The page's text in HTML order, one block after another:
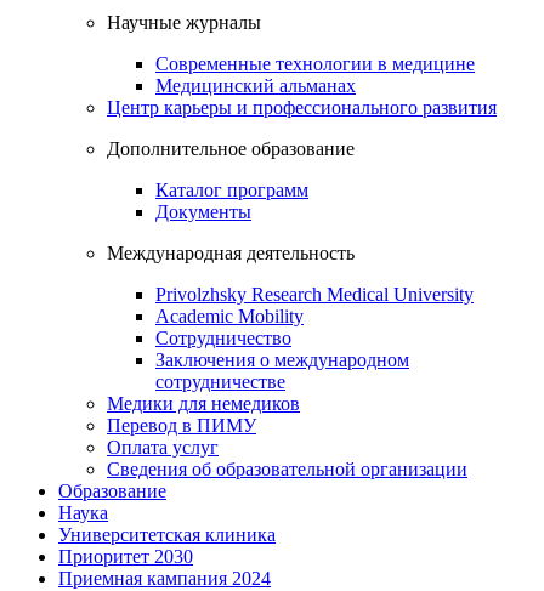
Научные журналы
Современные технологии в медицине
Медицинский альманах
Центр карьеры и профессионального развития
Дополнительное образование
Каталог программ
Документы
Международная деятельность
Privolzhsky Research Medical University
Academic Mobility
Сотрудничество
Заключения о международном
сотрудничестве
Медики для немедиков
Перевод в ПИМУ
Оплата услуг
Сведения об образовательной организации
Образование
Наука
Университетская клиника
Приоритет 2030
Приемная кампания 2024